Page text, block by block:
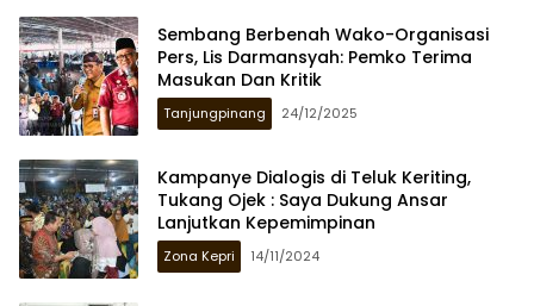
Sembang Berbenah Wako-Organisasi
Pers, Lis Darmansyah: Pemko Terima
Masukan Dan Kritik
Tanjungpinang 24/12/2025
Kampanye Dialogis di Teluk Keriting,
Tukang Ojek : Saya Dukung Ansar
Lanjutkan Kepemimpinan
Zona Kepri 14/11/2024